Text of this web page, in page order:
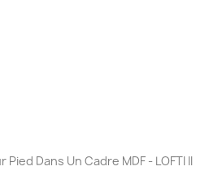
Pied Dans Un Cadre MDF - LOFTI II